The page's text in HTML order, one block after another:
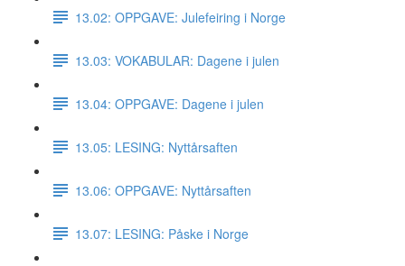
13.02: OPPGAVE: Julefeiring i Norge
13.03: VOKABULAR: Dagene i julen
13.04: OPPGAVE: Dagene i julen
13.05: LESING: Nyttårsaften
13.06: OPPGAVE: Nyttårsaften
13.07: LESING: Påske i Norge